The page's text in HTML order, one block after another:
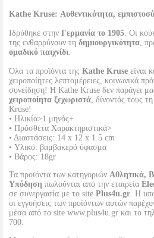
Kathe Kruse: Αυθεντικότητα,
Ιδρύθηκε στην Γερμανία το 1905. Οι
της ενθαρρύνουν τη δημιουργικότητα,
ομαδικό παιχνίδι.
Όλα τα προϊόντα της Kathe Kruse είναι
χειροποίητες λεπτομέρειες, κοινωνικά
συνείδηση! Η Kathe Kruse δεν παράγει
χειροποίητα ξεχωριστά, δίνοντάς τους
Kruse!
• Ηλικία>1 μηνός+
• Πρόσθετα Χαρακτηριστικά>
• Διαστάσεις: 14 x 12 x 1.5 cm
• Υλικό: βαμβακερό ύφασμα
• Βάρος: 18gr
Τα προϊόντα των κατηγοριών Αθλητικά,
Υπόδηση πωλούνται από την εταιρεία
σε συνεργασία με το site Plus4u.gr. Η
οι εγγυήσεις των προϊόντων αυτών
μέσα από το site www.plus4u.gr και το
700.